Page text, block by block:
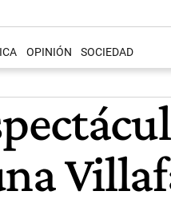
OPINIÓN SOCIEDAD